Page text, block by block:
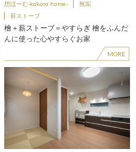
想ほーむ-kokoro home-
無垢
薪ストーブ
檜＋薪ストーブ＝やすらぎ 檜をふんだ
んに使った心やすらぐお家
MORE